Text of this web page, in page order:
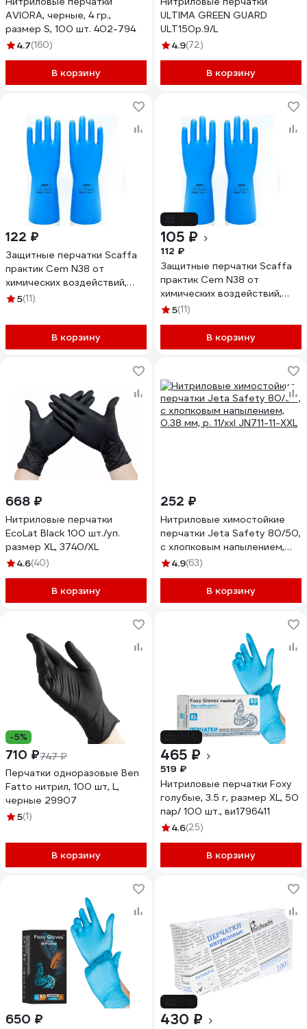
AVIORA, черные, 4 гр.,
размер S, 100 шт. 402-794
4.7(160)
В корзину
ULTIMA GREEN GUARD
ULT150р.9/L
4.9(72)
В корзину
122 ₽
Защитные перчатки Scaffa
практик Cem N38 от
химических воздействий,
размер 10 00-01017723
5(11)
В корзину
105 ₽
112 ₽
Защитные перчатки Scaffa
практик Cem N38 от
химических воздействий,
размер 9 00-01017722
5(11)
В корзину
668 ₽
Нитриловые перчатки
EcoLat Black 100 шт./уп.
размер XL, 3740/XL
4.6(40)
В корзину
252 ₽
Нитриловые химостойкие
перчатки Jeta Safety 80/50,
с хлопковым напылением,
0.38 мм, р. 11/xxl JN711-11-XXL
4.9(63)
В корзину
-5%
710 ₽747 ₽
Перчатки одноразовые Ben
Fatto нитрил, 100 шт, L,
черные 29907
5(1)
В корзину
465 ₽
519 ₽
Нитриловые перчатки Foxy
голубые, 3.5 г, размер ХL, 50
пар/ 100 шт., ви1796411
4.6(25)
В корзину
650 ₽ 430 ₽